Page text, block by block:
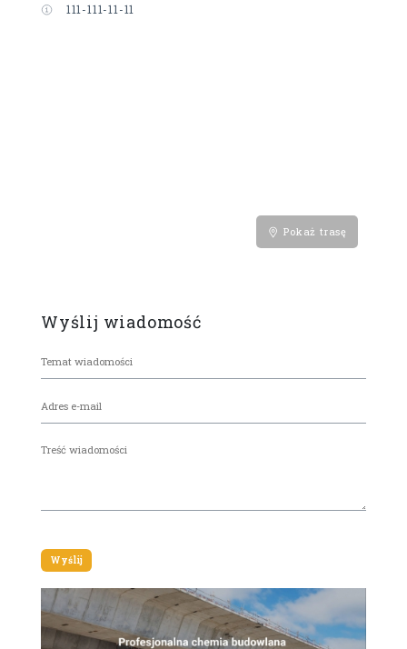
111-111-11-11
Pokaż trasę
Wyślij wiadomość